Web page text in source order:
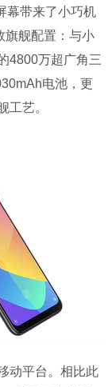
幕带来了小巧机
旗舰配置：与小
4800万超广角三
电池，更
工艺。
动平台。相比此